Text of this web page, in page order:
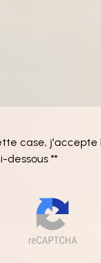
case, j'accepte
dessous **